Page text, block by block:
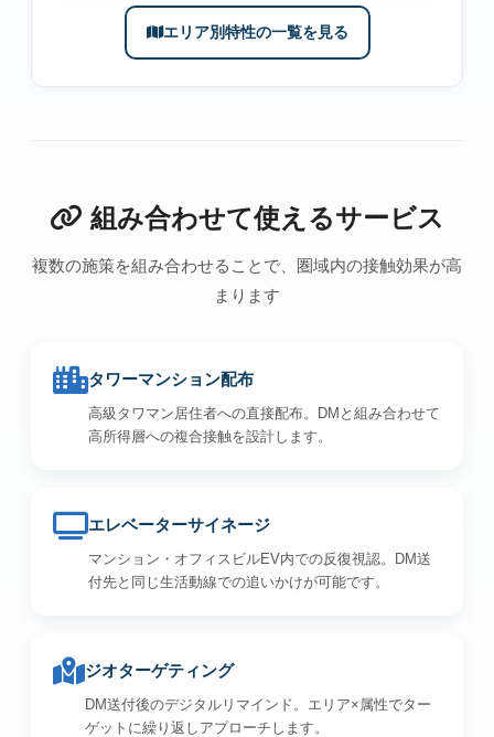
エリア別特性の一覧を見る
組み合わせて使えるサービス
複数の施策を組み合わせることで、圏域内の接触効果が高
まります
タワーマンション配布
高級タワマン居住者への直接配布。DMと組み合わせて
高所得層への複合接触を設計します。
エレベーターサイネージ
マンション・オフィスビルEV内での反復視認。DM送
付先と同じ生活動線での追いかけが可能です。
ジオターゲティング
DM送付後のデジタルリマインド。エリア×属性でター
ゲットに繰り返しアプローチします。